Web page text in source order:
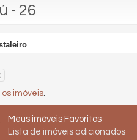
- 26
imóveis.
Meus imóveis Favoritos
Lista de imóveis adicionados